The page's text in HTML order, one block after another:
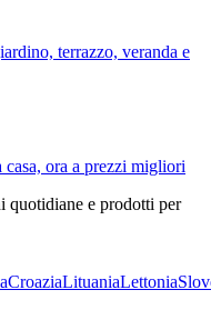
terrazzo, veranda e
ora a prezzi migliori
quotidiane e prodotti per
CroaziaLituaniaLettonia